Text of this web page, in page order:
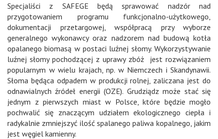
Specjaliści z SAFEGE będą sprawować nadzór nad
przygotowaniem programu funkcjonalno-użytkowego,
dokumentacji przetargowej, współpracą przy wyborze
generalnego wykonawcy oraz nadzorem nad budową kotła
opalanego biomasą w postaci luźnej słomy. Wykorzystywanie
luźnej słomy pochodzącej z uprawy zbóż jest rozwiązaniem
popularnym w wielu krajach, np. w Niemczech i Skandynawii.
Słoma będąca odpadem w produkcji rolnej, zaliczana jest do
odnawialnych źródeł energii (OZE). Grudziądz może stać się
jednym z pierwszych miast w Polsce, które będzie mogło
pochwalić się znaczącym udziałem ekologicznego ciepła i
radykalnie zmniejszyć ilość spalanego paliwa kopalnego, jakim
jest węgiel kamienny.